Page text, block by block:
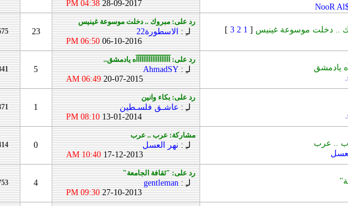
NooR
28-09-2017
04:38 PM
.. دخلت موسوعة غينيس [
1
2
3
]
رد على: مبروك .. دخلت موسوعة غينيس
لـِ :
الاسطورة22
06-10-2016
06:50 PM
23
يادمشق
رد على: آآآآآآآآآآآآآآآآآآآه يادمشق..
لـِ :AhmadSY
20-07-2015
06:49 AM
5
رد على: بكاء وانين
لـِ : عاشـق فلسـطين
13-01-2014
08:10 PM
1
.. عرب
مشاركة: عرب .. عرب
لـِ : نهر العسل
17-12-2013
10:40 AM
0
رد على: "ثقافة الجامعة"
لـِ :gentleman
27-10-2013
09:30 PM
4